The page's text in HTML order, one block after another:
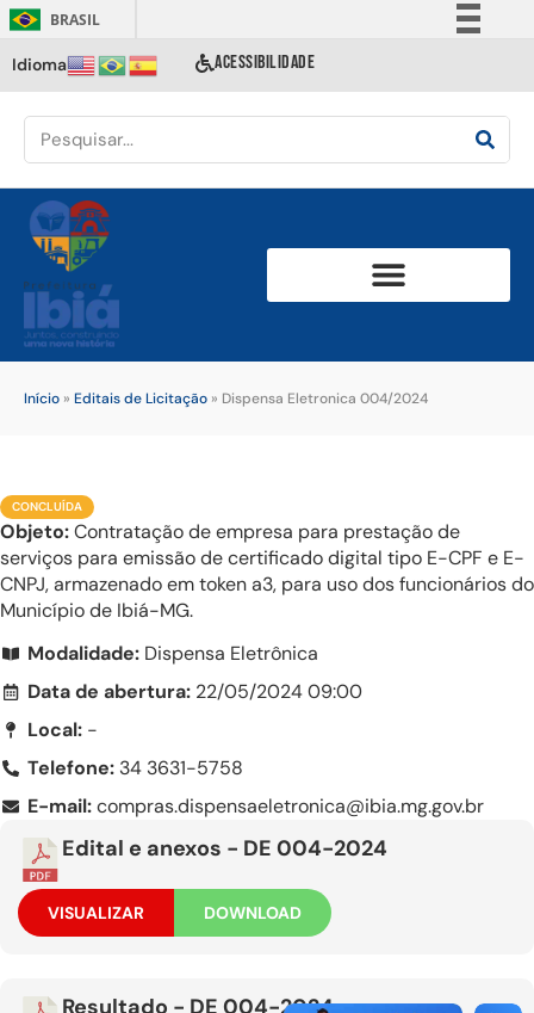
BRASIL
Comunica BR
Acesso à informação
Idioma ACESSIBILIDADE
Início » Editais de Licitação » Dispensa Eletronica 004/2024
CONCLUÍDA
Objeto:Contratação de empresa para prestação de
serviços para emissão de certificado digital tipo E-CPF e E-
CNPJ, armazenado em token a3, para uso dos funcionários do
Município de Ibiá-MG.
Modalidade:Dispensa Eletrônica
Data de abertura: 22/05/2024 09:00
Local:-
Telefone: 34 3631-5758
E-mail:compras.dispensaeletronica@ibia.mg.gov.br
Edital e anexos - DE 004-2024
VISUALIZAR DOWNLOAD
Resultado - DE 004-2024